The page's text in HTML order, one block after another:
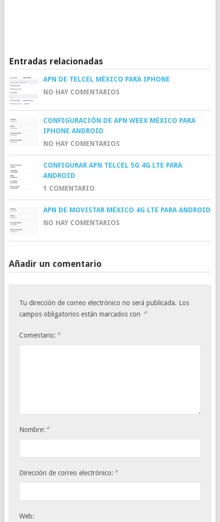
Entradas relacionadas
APN DE TELCEL MÉXICO PARA IPHONE
NO HAY COMENTARIOS
CONFIGURACIÓN DE APN WEEX MÉXICO PARA
IPHONE ANDROID
NO HAY COMENTARIOS
CONFIGURAR APN TELCEL 5G 4G LTE PARA
ANDROID
1 COMENTARIO
APN DE MOVISTAR MÉXICO 4G LTE PARA ANDROID
NO HAY COMENTARIOS
Añadir un comentario
Tu dirección de correo electrónico no será publicada. Los
campos obligatorios están marcados con *
Comentario: *
Nombre: *
Dirección de correo electrónico: *
Web: